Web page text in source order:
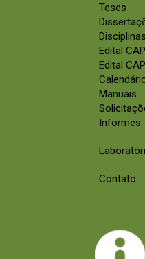
Teses
Disciplinas
Edital
Edital
Manuais
Informes
Contato